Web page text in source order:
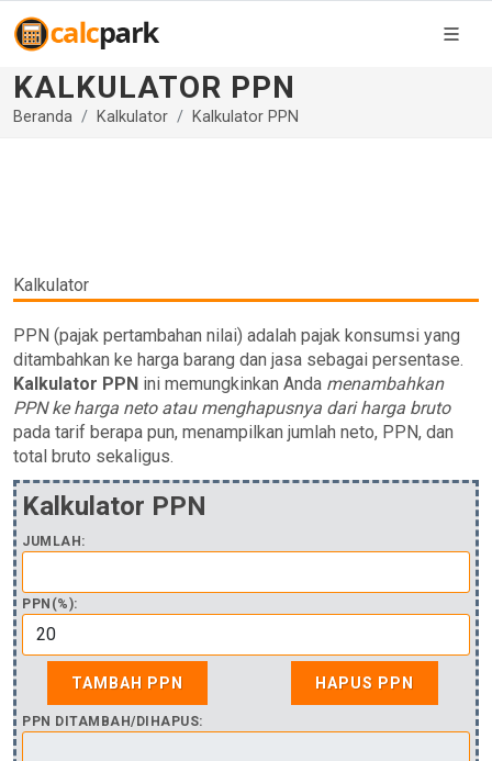
KALKULATOR PPN
Beranda Kalkulator Kalkulator PPN
Kalkulator
PPN (pajak pertambahan nilai) adalah pajak konsumsi yang
ditambahkan ke harga barang dan jasa sebagai persentase.
Kalkulator PPN ini memungkinkan Anda menambahkan
PPN ke harga neto atau menghapusnya dari harga bruto
pada tarif berapa pun, menampilkan jumlah neto, PPN, dan
total bruto sekaligus.
Kalkulator PPN
JUMLAH:
PPN(%):
PPN DITAMBAH/DIHAPUS: